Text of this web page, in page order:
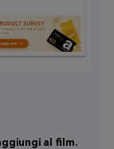
al film.